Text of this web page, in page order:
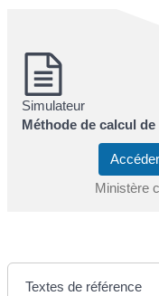
Simulateur
Méthode de calcul
Ministère
Textes de référence